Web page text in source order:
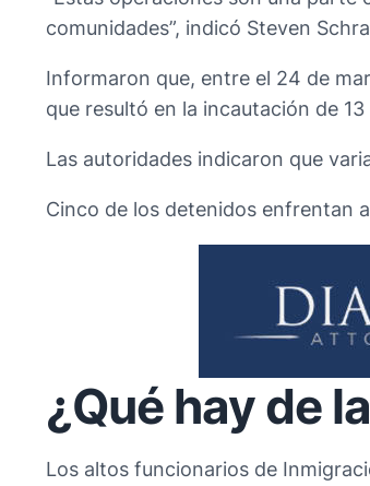
comunidades”, indicó Steven
Informaron que, entre el 24 de
que resultó en la incautación de
Las autoridades indicaron que
Cinco de los detenidos enfrentan
¿Qué hay de
Los altos funcionarios de